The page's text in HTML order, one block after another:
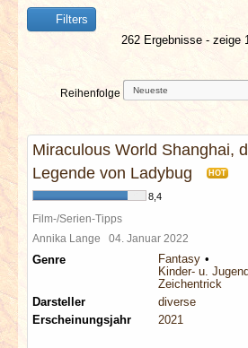
BERICHTE
VERLOSUNGEN
SPECIALS
REDAKTION
LINKS
ARCHIV
Filters
262 Ergebnisse - zeige
Reihenfolge
Miraculous World Shanghai,
Legende von Ladybug
HOT
8,4
Film-/Serien-Tipps
Annika Lange 04. Januar 2022
Genre
Fantasy
Kinder- u. Jugend
Zeichentrick
Darsteller
diverse
Erscheinungsjahr
2021